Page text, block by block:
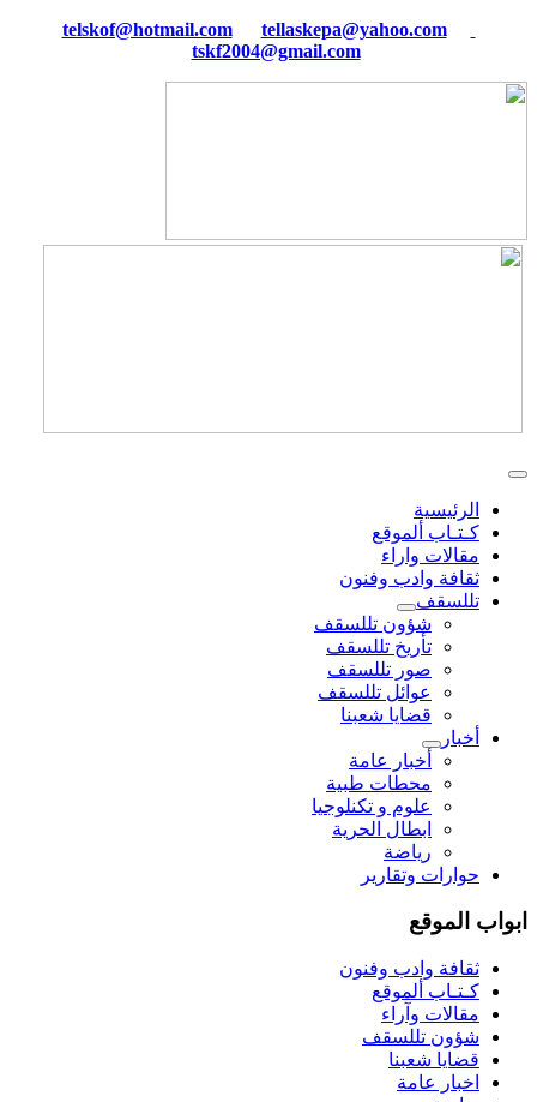
tellaskepa@yahoo.com
tskf2004@gmail.com
الرئيسية
كـتـاب ألموقع
مقالات واراء
ثقافة وادب وفنون
تللسقف
شؤون تللسقف
تأريخ تللسقف
صور تللسقف
عوائل تللسقف
قضايا شعبنا
أخبار
أخبار عامة
محطات طبية
علوم و تکنلوجیا
ابطال الحرية
رياضة
حوارات وتقارير
ابواب الموقع
ثقافة وادب وفنون
كـتـاب ألموقع
مقالات وآراء
شؤون تللسقف
قضايا شعبنا
اخبار عامة